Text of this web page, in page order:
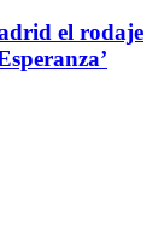
el rodaje